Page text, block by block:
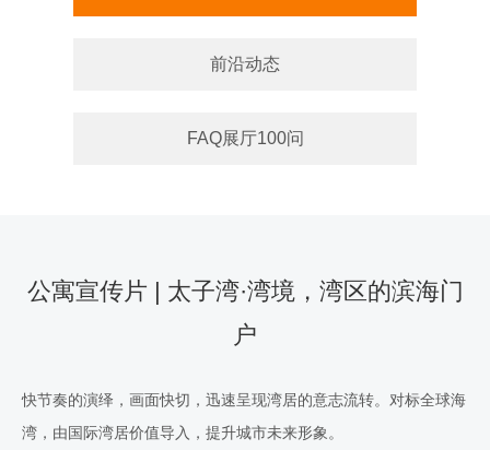
前沿动态
FAQ展厅100问
公寓宣传片 | 太子湾·湾境，湾区的滨海门
户
快节奏的演绎，画面快切，迅速呈现湾居的意志流转。对标全球海
湾，由国际湾居价值导入，提升城市未来形象。